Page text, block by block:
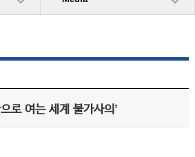
로 여는 세계 불가사의’